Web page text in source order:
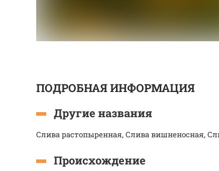
ПОДРОБНАЯ ИНФОРМАЦИЯ
Другие названия
Слива растопыренная, Слива вишненосная,
Происхождение